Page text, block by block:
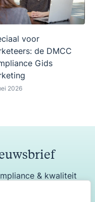
voor
de DMCC
Gids
2026
& kwaliteit